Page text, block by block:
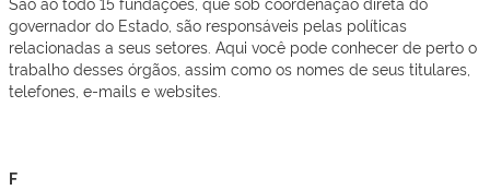
governador do Estado, são responsáveis pelas políticas
relacionadas a seus setores. Aqui você pode conhecer de perto o
trabalho desses órgãos, assim como os nomes de seus titulares,
telefones, e-mails e websites.
F